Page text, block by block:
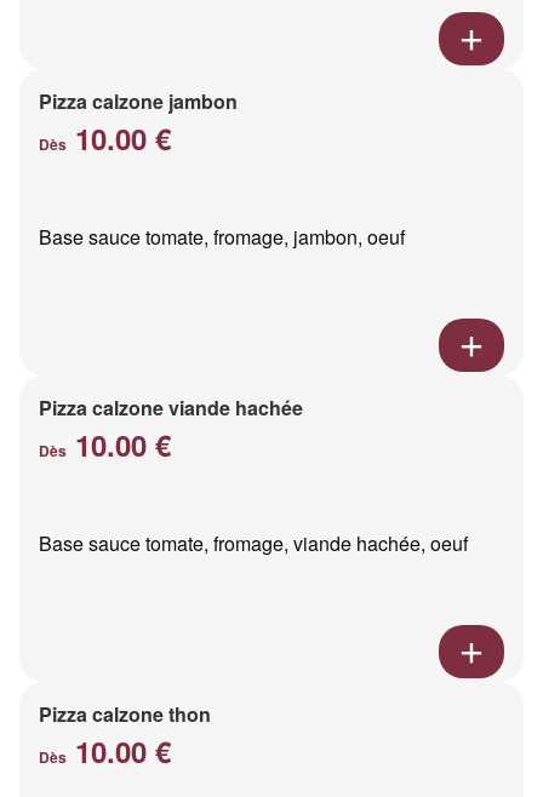
Pizza calzone jambon
Dès 10.00 €
Base sauce tomate, fromage, jambon, oeuf
Pizza calzone viande hachée
Dès 10.00 €
Base sauce tomate, fromage, viande hachée, oeuf
Pizza calzone thon
Dès 10.00 €